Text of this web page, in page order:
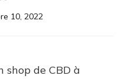
10, 2022
shop de CBD à